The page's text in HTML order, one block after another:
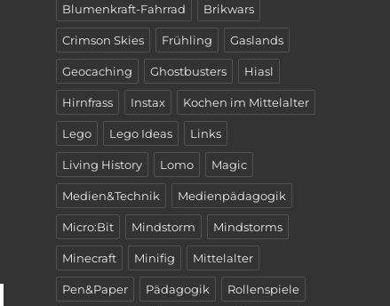
Blumenkraft-Fahrrad Brikwars
Crimson Skies Frühling Gaslands
Geocaching Ghostbusters Hiasl
Hirnfrass Instax Kochen im Mittelalter
Lego Lego Ideas Links
Living History Lomo Magic
Medien&Technik Medienpädagogik
Micro:Bit Mindstorm Mindstorms
Minecraft Minifig Mittelalter
Pen&Paper Pädagogik Rollenspiele